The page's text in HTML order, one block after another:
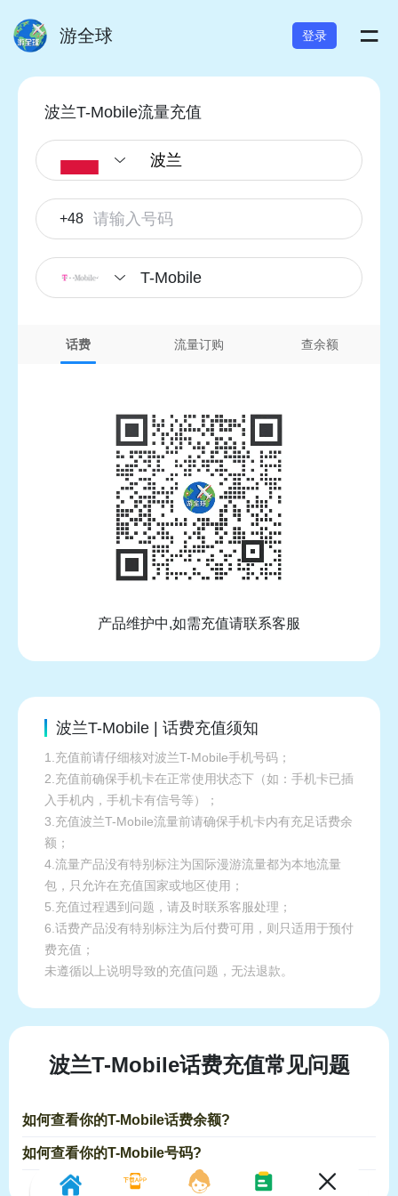
游全球 登录 =
波兰T-Mobile流量充值
+48
T-Mobile
话费 流量订购 查余额
产品维护中,如需充值请联系客服
波兰T-Mobile | 话费充值须知
1.充值前请仔细核对波兰T-Mobile手机号码；
2.充值前确保手机卡在正常使用状态下（如：手机卡已插
入手机内，手机卡有信号等）；
3.充值波兰T-Mobile流量前请确保手机卡内有充足话费余
额；
4.流量产品没有特别标注为国际漫游流量都为本地流量
包，只允许在充值国家或地区使用；
5.充值过程遇到问题，请及时联系客服处理；
6.话费产品没有特别标注为后付费可用，则只适用于预付
费充值；
未遵循以上说明导致的充值问题，无法退款。
波兰T-Mobile话费充值常见问题
如何查看你的T-Mobile话费余额?
如何查看你的T-Mobile号码?